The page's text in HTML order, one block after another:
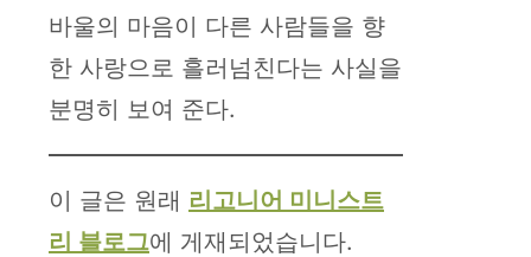
바울의 마음이 다른 사람들을 향
한 사랑으로 흘러넘친다는 사실을
분명히 보여 준다.
이 글은 원래 리고니어 미니스트
리 블로그에 게재되었습니다.